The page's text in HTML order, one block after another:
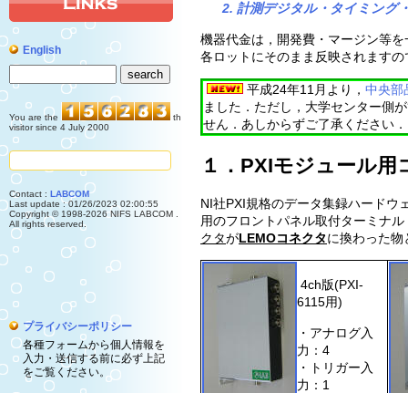
English
You are the
th
visitor since 4 July 2000
Contact : LABCOM
Last update : 01/26/2023 02:00:55
Copyright © 1998-2026 NIFS LABCOM .
All rights reserved.
プライバシーポリシー
各種フォームから個人情報を
入力・送信する前に必ず上記
をご覧ください。
計測デジタル・タイミング
機器代金は，開発費・マージン等
各ロットにそのまま反映されます
平成24年11月より， 中央部
ました．ただし，大学センター側
せん．あしからずご了承ください．
１．PXIモジュール
NI社PXI規格のデータ集録ハードウ
用のフロントパネル取付ターミナ
クタがLEMOコネクタに換わった物
4ch版(PXI-
6115用)
・アナログ入
力：4
・トリガー入
力：1